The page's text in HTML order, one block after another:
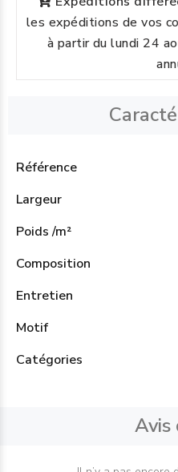
les expéditions de vos
à partir du lundi 24
Référence
Largeur
Poids /m²
Composition
Entretien
Motif
Catégories
Avis